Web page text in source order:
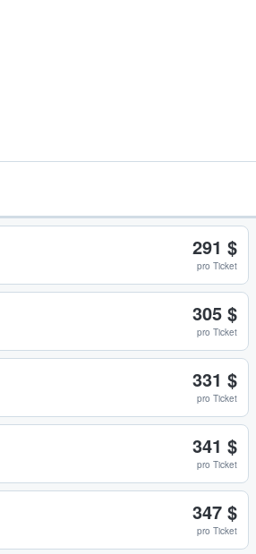
291 $
pro Ticket
305 $
pro Ticket
331 $
pro Ticket
341 $
pro Ticket
347 $
pro Ticket